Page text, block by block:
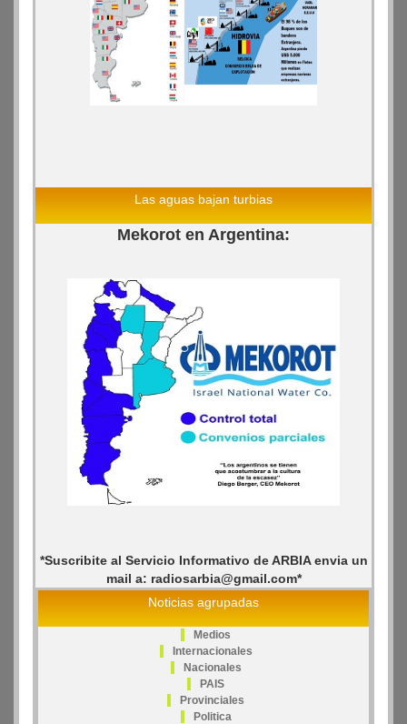
Las aguas bajan turbias
Mekorot en Argentina:
*Suscribite al Servicio Informativo de ARBIA envia un
mail a: radiosarbia@gmail.com*
Noticias agrupadas
Medios
Internacionales
Nacionales
PAIS
Provinciales
Politica